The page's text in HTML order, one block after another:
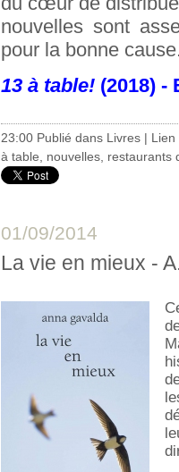
nouvelles sont
pour la bonne
13 à table! (2018) -
23:00 Publié dans Livres | Lien
à table
nouvelles restaurants
01/09/2014
La vie en mieux -